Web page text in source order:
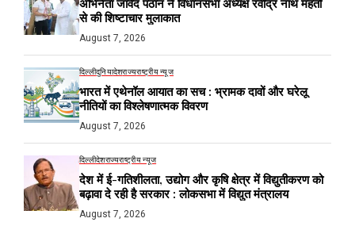
अभिनेता जावेद पठान ने विधानसभा अध्यक्ष रवींद्र नाथ महतो
से की शिष्टाचार मुलाकात
August 7, 2026
दिल्लीदुनियादेशराज्यराष्ट्रीय न्यूज
भारत में एथेनॉल आयात का सच : भ्रामक दावों और घरेलू
नीतियों का विश्लेषणात्मक विवरण
August 7, 2026
दिल्लीदेशराज्यराष्ट्रीय न्यूज
देश में ई-गतिशीलता, उद्योग और कृषि क्षेत्र में विद्युतीकरण को
बढ़ावा दे रही है सरकार : लोकसभा में विद्युत मंत्रालय
August 7, 2026